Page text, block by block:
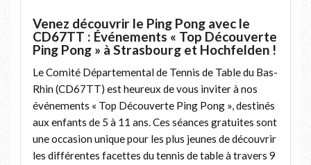
Venez découvrir le Ping Pong avec le
CD67TT : Événements « Top Découverte
Ping Pong » à Strasbourg et Hochfelden !
Le Comité Départemental de Tennis de Table du Bas-
Rhin (CD67TT) est heureux de vous inviter à nos
événements « Top Découverte Ping Pong », destinés
aux enfants de 5 à 11 ans. Ces séances gratuites sont
une occasion unique pour les plus jeunes de découvrir
les différentes facettes du tennis de table à travers 9